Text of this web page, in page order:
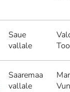
Saue
vallale
Saaremaa
vallale